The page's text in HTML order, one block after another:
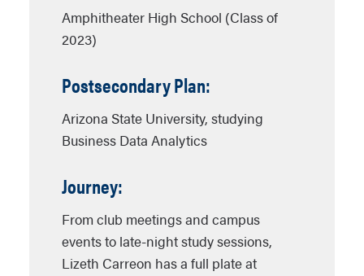
Amphitheater High School (Class of
2023)
Postsecondary Plan:
Arizona State University, studying
Business Data Analytics
Journey:
From club meetings and campus
events to late-night study sessions,
Lizeth Carreon has a full plate at